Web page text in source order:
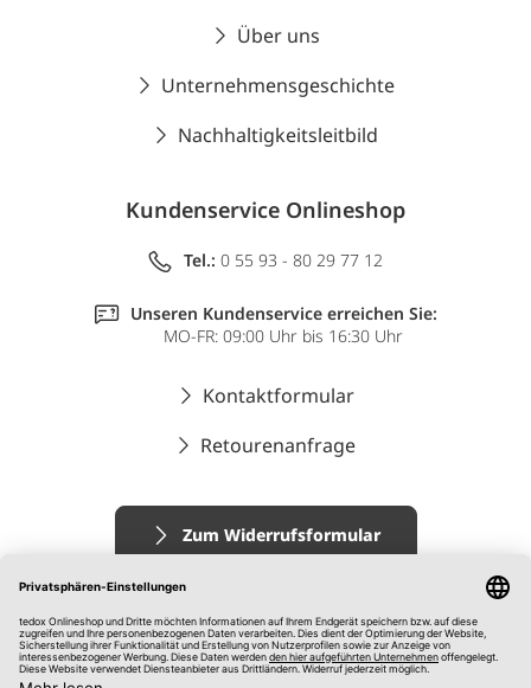
Über uns
Unternehmensgeschichte
Nachhaltigkeitsleitbild
Kundenservice Onlineshop
Tel.: 0 55 93 - 80 29 77 12
Unseren Kundenservice erreichen Sie:
MO-FR: 09:00 Uhr bis 16:30 Uhr
Kontaktformular
Retourenanfrage
Zum Widerrufsformular
Impressum
AGB